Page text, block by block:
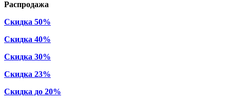
Распродажа
Скидка 50%
Скидка 40%
Скидка 30%
Скидка 23%
Скидка до 20%